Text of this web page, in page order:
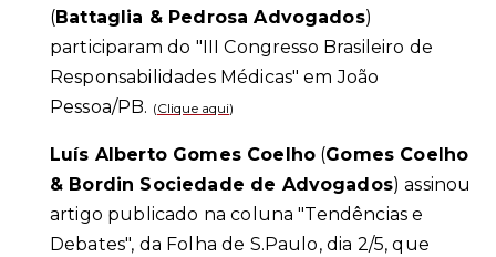
(Battaglia & Pedrosa Advogados)
participaram do "III Congresso Brasileiro de
Responsabilidades Médicas" em João
Pessoa/PB. (Clique aqui)
Luís Alberto Gomes Coelho (Gomes Coelho
& Bordin Sociedade de Advogados) assinou
artigo publicado na coluna "Tendências e
Debates", da Folha de S.Paulo, dia 2/5, que